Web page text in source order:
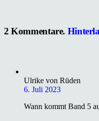
2Kommentare.
Ulrike von Rüden
6. Juli 2023
Wann kommt Band 5